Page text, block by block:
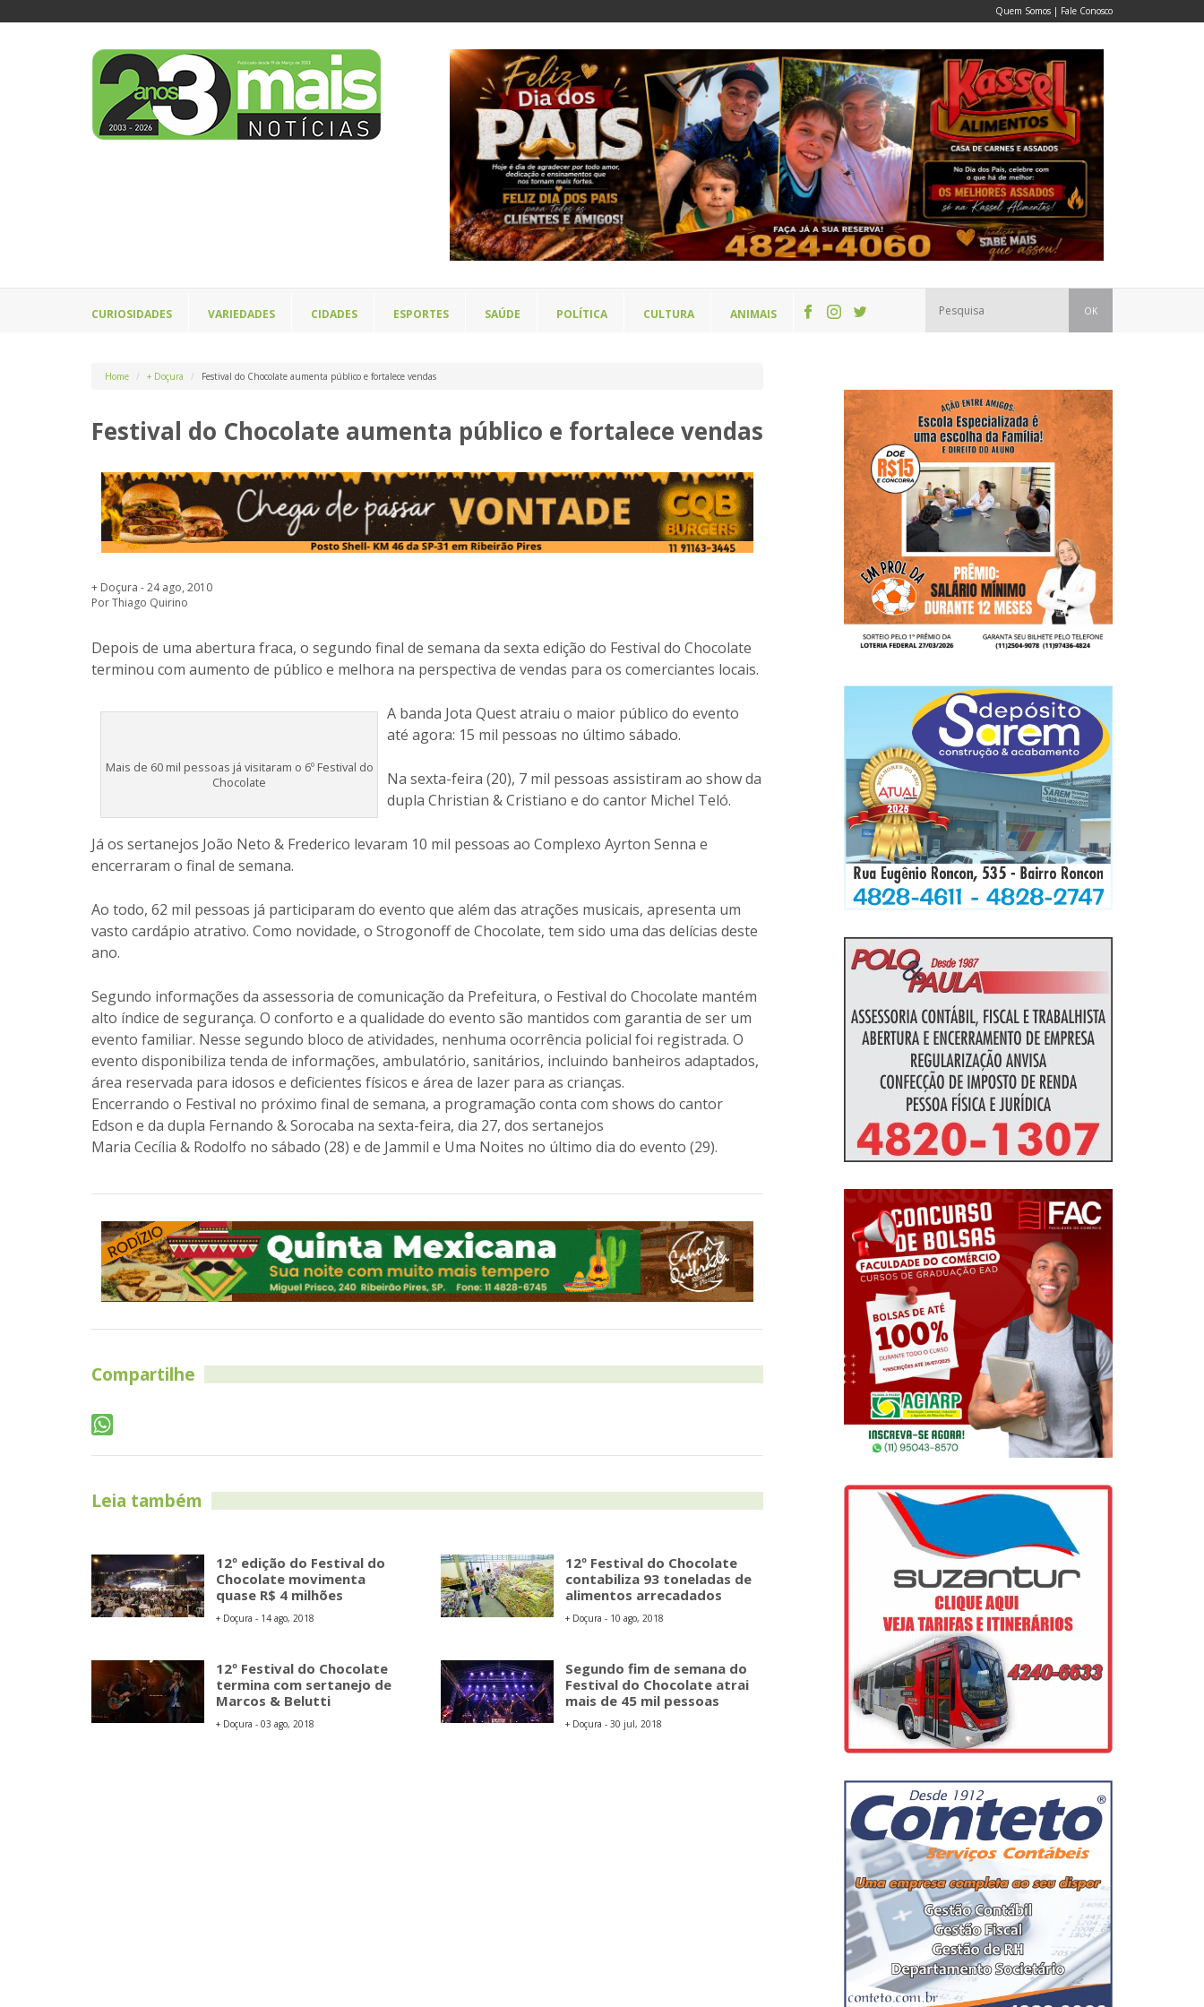
Quem Somos | Fale Conosco
CURIOSIDADES VARIEDADES CIDADES ESPORTES SAÚDE POLÍTICA CULTURA ANIMAIS OK
Home + Doçura Festival do Chocolate aumenta público e fortalece vendas
Festival do Chocolate aumenta público e fortalece vendas
+ Doçura - 24 ago, 2010
Por Thiago Quirino
Depois de uma abertura fraca, o segundo final de semana da sexta edição do Festival do Chocolate
terminou com aumento de público e melhora na perspectiva de vendas para os comerciantes locais.
Mais de 60 mil pessoas já visitaram o 6º Festival do
Chocolate
A banda Jota Quest atraiu o maior público do evento
até agora: 15 mil pessoas no último sábado.
Na sexta-feira (20), 7 mil pessoas assistiram ao show da
dupla Christian & Cristiano e do cantor Michel Teló.
Já os sertanejos João Neto & Frederico levaram 10 mil pessoas ao Complexo Ayrton Senna e
encerraram o final de semana.
Ao todo, 62 mil pessoas já participaram do evento que além das atrações musicais, apresenta um
vasto cardápio atrativo. Como novidade, o Strogonoff de Chocolate, tem sido uma das delícias deste
ano.
Segundo informações da assessoria de comunicação da Prefeitura, o Festival do Chocolate mantém
alto índice de segurança. O conforto e a qualidade do evento são mantidos com garantia de ser um
evento familiar. Nesse segundo bloco de atividades, nenhuma ocorrência policial foi registrada. O
evento disponibiliza tenda de informações, ambulatório, sanitários, incluindo banheiros adaptados,
área reservada para idosos e deficientes físicos e área de lazer para as crianças.
Encerrando o Festival no próximo final de semana, a programação conta com shows do cantor
Edson e da dupla Fernando & Sorocaba na sexta-feira, dia 27, dos sertanejos
Maria Cecília & Rodolfo no sábado (28) e de Jammil e Uma Noites no último dia do evento (29).
Compartilhe
Leia também
12º edição do Festival do
Chocolate movimenta
quase R$ 4 milhões
+ Doçura - 14 ago, 2018
12º Festival do Chocolate
contabiliza 93 toneladas de
alimentos arrecadados
+ Doçura - 10 ago, 2018
12º Festival do Chocolate
termina com sertanejo de
Marcos & Belutti
+ Doçura - 03 ago, 2018
Segundo fim de semana do
Festival do Chocolate atrai
mais de 45 mil pessoas
+ Doçura - 30 jul, 2018